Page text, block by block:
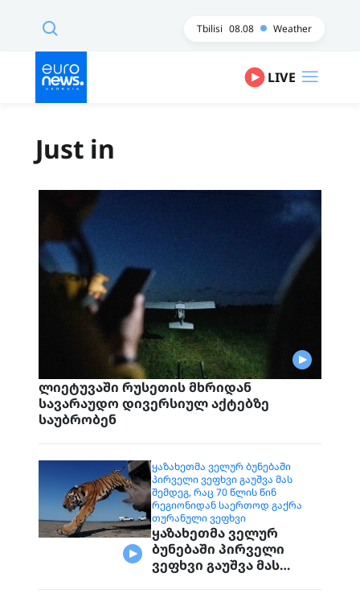
Tbilisi 08.08 Weather
LIVE
Just in
ლიეტუვაში რუსეთის მხრიდან
სავარაუდო დივერსიულ აქტებზე
საუბრობენ
ᲧᲐᲖᲐᲮᲔᲗᲛᲐ ᲕᲔᲚᲣᲠ ᲑᲣᲜᲔᲑᲐᲨᲘ
ᲞᲘᲠᲕᲔᲚᲘ ᲕᲔᲤᲮᲕᲘ ᲒᲐᲣᲨᲕᲐ ᲛᲐᲡ
ᲨᲔᲛᲓᲔᲒ, ᲠᲐᲪ 70 ᲬᲚᲘᲡ ᲬᲘᲜ
ᲠᲔᲒᲘᲝᲜᲘᲓᲐᲜ ᲡᲐᲔᲠᲗᲝᲓ ᲒᲐᲥᲠᲐ
ᲗᲣᲠᲐᲜᲣᲚᲘ ᲕᲔᲤᲮᲕᲘ
ყაზახეთმა ველურ
ბუნებაში პირველი
ვეფხვი გაუშვა მას